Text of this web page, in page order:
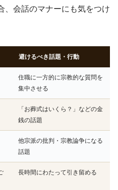
、会話のマナーにも気をつけ
避けるべき話題・行動
住職に一方的に宗教的な質問を
集中させる
「お葬式はいくら？」などの金
銭の話題
他宗派の批判・宗教論争になる
話題
長時間にわたって引き留める